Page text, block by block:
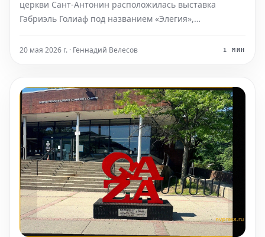
церкви Сант-Антонин расположилась выставка
Габриэль Голиаф под названием «Элегия»,
ЮАР на 61-й Венецианской биеннале Arte. Она стала
20 мая 2026 г. · Геннадий Велесов 1 МИН